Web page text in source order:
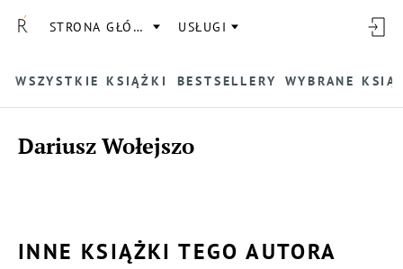
STRONA GŁÓWNA USŁUGI
WSZYSTKIE KSIĄŻKI BESTSELLERY WYBRANE
Dariusz Wołejszo
INNE KSIĄŻKI TEGO AUTORA